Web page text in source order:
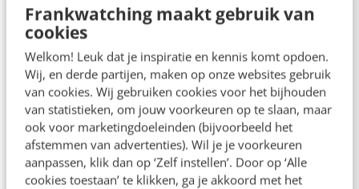
Frankwatching maakt gebruik van
cookies
Welkom! Leuk dat je inspiratie en kennis komt opdoen.
Wij, en derde partijen, maken op onze websites gebruik
van cookies. Wij gebruiken cookies voor het bijhouden
van statistieken, om jouw voorkeuren op te slaan, maar
ook voor marketingdoeleinden (bijvoorbeeld het
afstemmen van advertenties). Wil je je voorkeuren
aanpassen, klik dan op ‘Zelf instellen’. Door op ‘Alle
cookies toestaan’ te klikken, ga je akkoord met het